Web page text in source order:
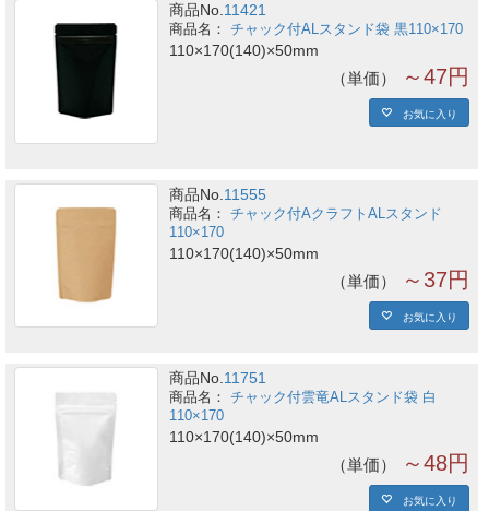
商品No. 11421
チャック付ALスタンド袋 黒110×170
110×170(140)×50mm
単価 ～47円
お気に入り
商品No. 11555
チャック付AクラフトALスタンド
110×170
110×170(140)×50mm
単価 ～37円
お気に入り
商品No. 11751
チャック付雲竜ALスタンド袋 白
110×170
110×170(140)×50mm
単価 ～48円
お気に入り